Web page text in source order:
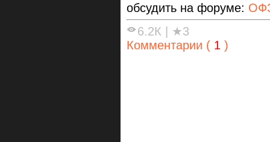
обсудить на форуме:
6.2К
★3
Комментарии ( 1 )